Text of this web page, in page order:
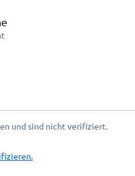
und sind nicht verifiziert.